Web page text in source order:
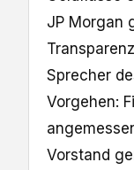
JP Morgan
Sprecher
Vorgehen:
Vorstand